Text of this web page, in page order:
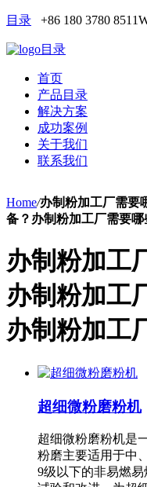
目录 +86 180 3780 8511
目录
首页
产品目录
解决方案
成功案例
关于我们
联系我们
Home/办制粉加工厂需要
备？办制粉加工厂需要哪
办制粉加工
办制粉加工
办制粉加工
超细微粉磨粉机
超细微粉磨粉机是
粉磨主要适用于中
9级以下的非易燃